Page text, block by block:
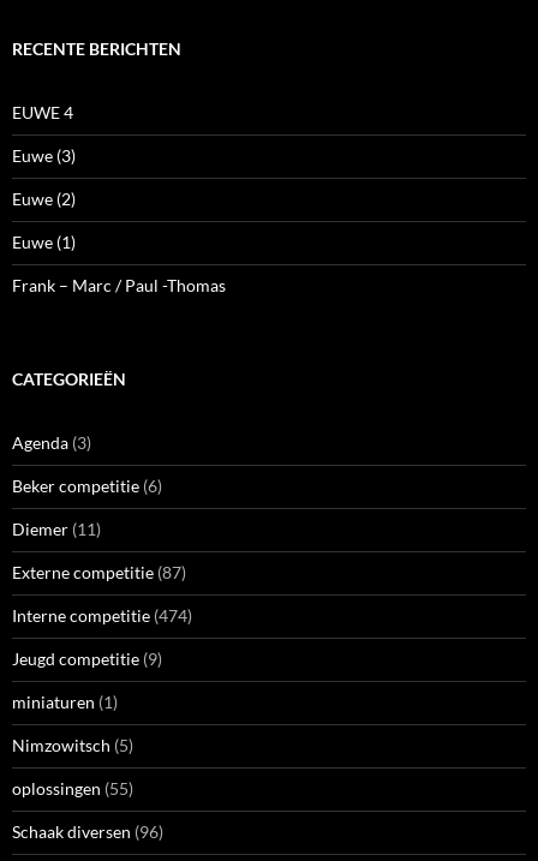
RECENTE BERICHTEN
EUWE 4
Euwe (3)
Euwe (2)
Euwe (1)
Frank – Marc / Paul -Thomas
CATEGORIEËN
Agenda (3)
Beker competitie (6)
Diemer (11)
Externe competitie (87)
Interne competitie (474)
Jeugd competitie (9)
miniaturen (1)
Nimzowitsch (5)
oplossingen (55)
Schaak diversen (96)